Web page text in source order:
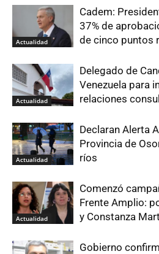
Actualidad
Cadem:
37% de
de cinco puntos
Actualidad
Delegado de
Venezuela para
relaciones
Actualidad
Declaran Alerta
Provincia de
ríos
Actualidad
Comenzó
Frente Amplio:
y Constanza
Gobierno